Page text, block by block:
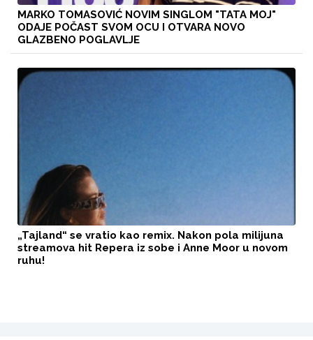
MARKO TOMASOVIĆ NOVIM SINGLOM "TATA MOJ"
ODAJE POČAST SVOM OCU I OTVARA NOVO
GLAZBENO POGLAVLJE
„Tajland“ se vratio kao remix. Nakon pola milijuna
streamova hit Repera iz sobe i Anne Moor u novom
ruhu!